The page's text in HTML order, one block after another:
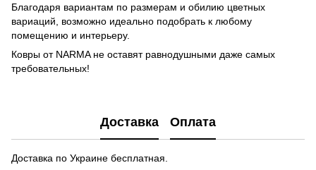
Благодаря вариантам по размерам и обилию цветных
вариаций, возможно идеально подобрать к любому
помещению и интерьеру.
Ковры от NARMA не оставят равнодушными даже самых
требовательных!
Доставка Оплата
Доставка по Украине бесплатная.